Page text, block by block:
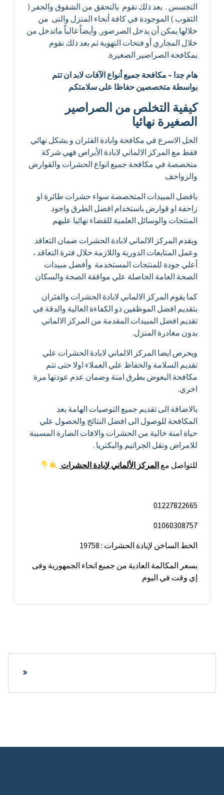
التجسس . بعد ذلك نقوم بالتحقق من الشقوق والحفر (
الثقوب ) الموجودة في كافة أنحاء المنزل والتى من
خلالها يمكن أن يدخل الصرصور. وأيضاٌ غالباٌ ماتدخل من
خلال المجاري أو فتحات التهوية ثم بعد ذلك نقوم
بمكافحة الصراصير الصغيرة.
هام جدا – مكافحة جميع أنواع الآفات لابد ان تتم
بواسطة متخصصين حفاظا على سلامتكم
كيفية التخلص من الصراصير
الصغيرة نهائيا
الحل الاسرع في مكافحة وابادة الفئران و بشكل نهائي
فقط مع المركز الالماني لابادة الأبراص فهي شركة
متخصصة في مكافحة جميع انواع الحشرات والقوارض
والزواحف
بافضل المبيدات المتخصصة سواء حشرات طائرة او
زاحفة او قوارض باستخدام افضل الطرق واجود
المنتجات والوسائل العلمية للقضاء نهائيا عليهم
ويقدم المركز الالماني لابادة الحشرات ضمان التعاقد
وعمل المتابعات الدورية واللازمة خلال فترة التعاقد ،
أعلي جودة للمنتجات المستخدمة وأفضل مبيدات
الصحة العامة الحاصلة علي موافقة الصحة والسكان
كما يقوم المركز الالماني لابادة الحشرات والفئران
بتقديم افضل الموظفين ذو الكفاءة العالية والدقة في
تقديم افضل المبيدات المقدمة من المركز الالماني
بدون مغادرة المنزل.
ويحرص ايضا المركز الالماني لابادة الحشرات علي
تقديم السلامة والحفاظ علي العملاء اولا حتى تتم
مكافحة البعوض بطرق امنة وضمان عدم عودتها مرة
اخري.
بالاضاقة الى تقديم جميع التوصيات الهامة بعد
المكافحة للوصول الى افضل النتائج والحصول علي
حياة امنة خالية من الحشرات والافات الضارة المسببة
للامراض ونقل الجراثيم والبكتريا .
للتواصل معالمركز الألماني لإبادةالحشرات
01227822665
01060308757
الخط الساخن لإبادة الحشرات : 19758
بسعر المكالمة العادية من جميع انحاء الجمهورية وفى
إي وقت في اليوم